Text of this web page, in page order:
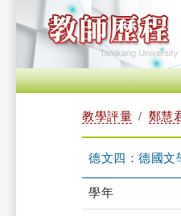
教學評量 鄭慧
德文四：德國文
學年